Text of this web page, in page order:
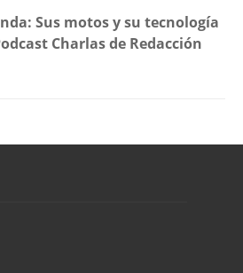
Sus motos y su tecnología
Charlas de Redacción